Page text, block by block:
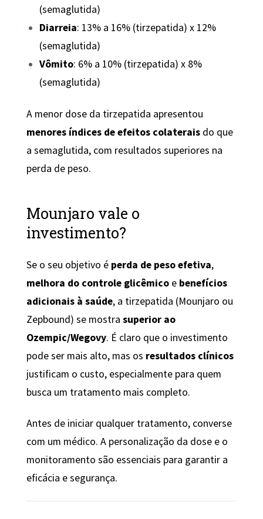
(semaglutida)
Diarreia: 13% a 16% (tirzepatida) x 12%
(semaglutida)
Vômito: 6% a 10% (tirzepatida) x 8%
(semaglutida)
A menor dose da tirzepatida apresentou
menores índices de efeitos colateraisdo que
a semaglutida, com resultados superiores na
perda de peso.
Mounjaro vale o
investimento?
Se o seu objetivo é perda de peso efetiva,
melhora do controle glicêmicoe benefícios
adicionais à saúde, a tirzepatida (Mounjaro ou
Zepbound) se mostra superior ao
Ozempic/Wegovy. É claro que o investimento
pode ser mais alto, mas os resultados clínicos
justificam o custo, especialmente para quem
busca um tratamento mais completo.
Antes de iniciar qualquer tratamento, converse
com um médico. A personalização da dose e o
monitoramento são essenciais para garantir a
eficácia e segurança.